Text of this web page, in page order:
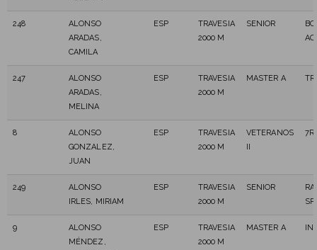
248
ALONSO
ARADAS,
CAMILA
ESP
TRAVESIA
2000 M
SENIOR
247
ALONSO
ARADAS,
MELINA
ESP
TRAVESIA
2000 M
MASTER A
8
ALONSO
GONZALEZ,
JUAN
ESP
TRAVESIA
2000 M
VETERANOS
249
ALONSO
IRLES, MIRIAM
ESP
TRAVESIA
2000 M
SENIOR
9
ALONSO
MÉNDEZ,
ESP
TRAVESIA
2000 M
MASTER A